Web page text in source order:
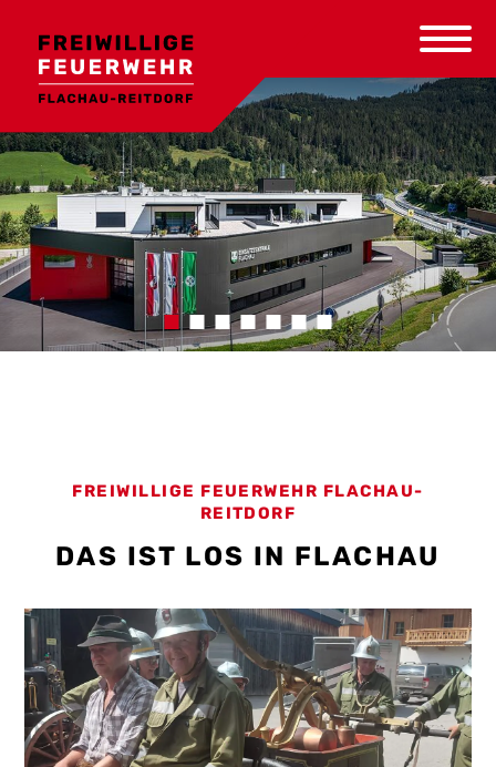
FREIWILLIGE FEUERWEHR FLACHAU-
REITDORF
DAS IST LOS IN FLACHAU